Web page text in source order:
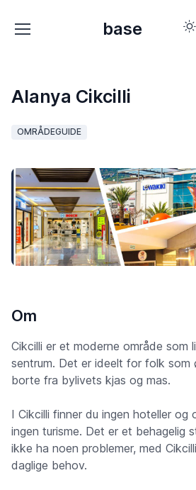
base
Alanya Cikcilli
OMRÅDEGUIDE
Om
Cikcilli er et moderne område som
sentrum. Det er ideelt for folk som
borte fra bylivets kjas og mas.
I Cikcilli finner du ingen hoteller og
ingen turisme. Det er et behagelig
ikke ha noen problemer, med
daglige behov.